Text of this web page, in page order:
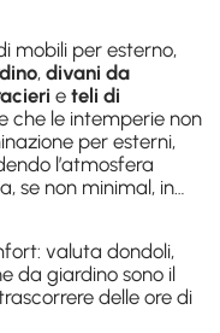
mobili per esterno,
,divani da
eteli di
che le intemperie non
per esterni,
l’atmosfera
se non minimal, in
valutadondoli,
da giardinosono il
delle ore di